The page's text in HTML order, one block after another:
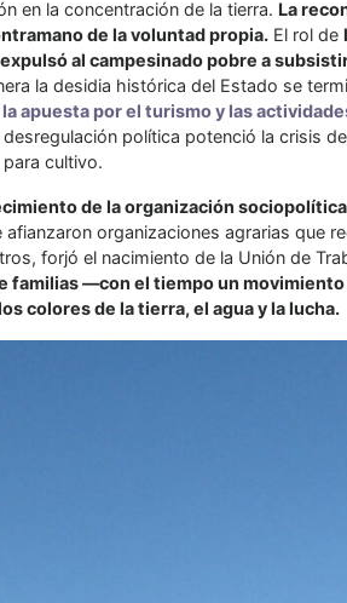
en la concentración de la tierra. La
de la voluntad propia.El rol de
al campesinado pobre a
la desidia histórica del Estado se
la apuesta por el turismo y las
política potenció la crisis
cultivo.
de la organización sociopolítica
organizaciones agrarias que
forjó el nacimiento de la Unión de
familias —con el tiempo un
colores de la tierra, el agua y la lucha.